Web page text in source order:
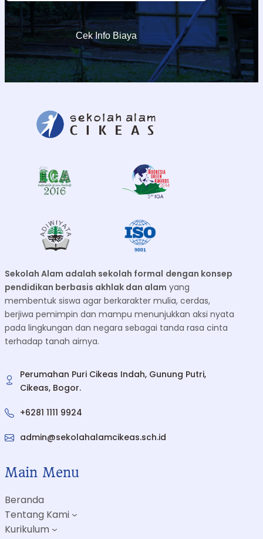
Cek Info Biaya
Sekolah Alam adalah sekolah formal dengan konsep
pendidikan berbasis akhlak dan alam yang
membentuk siswa agar berkarakter mulia, cerdas,
berjiwa pemimpin dan mampu menunjukkan aksi nyata
pada lingkungan dan negara sebagai tanda rasa cinta
terhadap tanah airnya.
Perumahan Puri Cikeas Indah, Gunung Putri,
Cikeas, Bogor.
+6281 1111 9924
admin@sekolahalamcikeas.sch.id
Main Menu
Beranda
Tentang Kami
Kurikulum